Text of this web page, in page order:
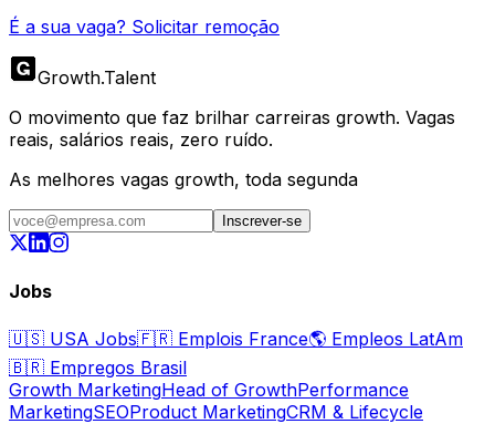
É a sua vaga? Solicitar remoção
Growth.Talent
O movimento que faz brilhar carreiras growth. Vagas
reais, salários reais, zero ruído.
As melhores vagas growth, toda segunda
Inscrever-se
Jobs
🇺🇸 USA Jobs🇫🇷 Emplois France🌎 Empleos LatAm
🇧🇷 Empregos Brasil
Growth MarketingHead of GrowthPerformance
MarketingSEOProduct MarketingCRM & Lifecycle